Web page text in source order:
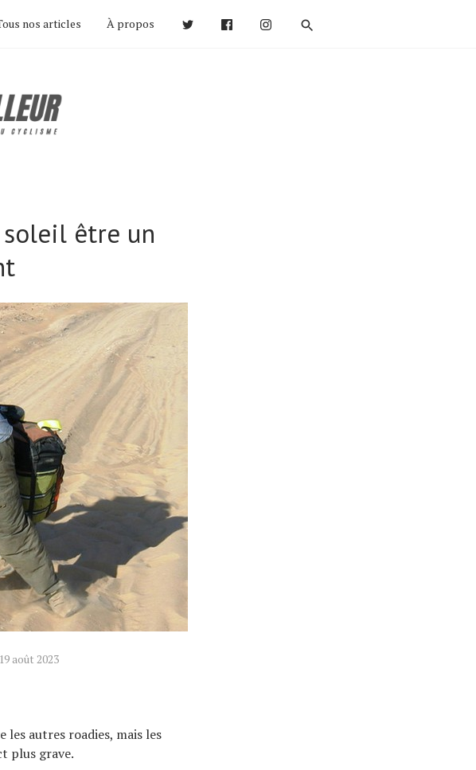
nos articles À propos
soleil être un
août 2023
les autres roadies, mais les
plus grave.